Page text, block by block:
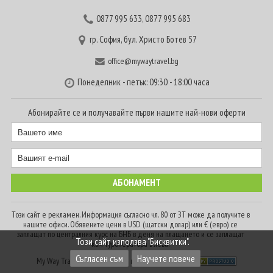
0877 995 633,0877 995 683
гр. София, бул. Христо Ботев 57
office@mywaytravel.bg
Понеделник - петък: 09:30 - 18:00 часа
Абонирайте се и получавайте първи нашите най-нови оферти
Този сайт е рекламен. Информация съгласно чл. 80 от ЗТ може да получите в
нашите офиси. Обявените цени в USD (щатски долар) или € (евро) се
заплащат по централния курс на БНБ в деня на плащането и се заплащат
към туроператора в лева.
My Way Travel © 2016. Всички права запазени
Този сайт използва "Бисквитки".
Съгласен съм
Научете повече